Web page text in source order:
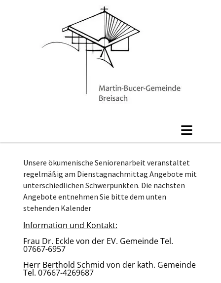
Unsere ökumenische Seniorenarbeit veranstaltet
regelmäßig am Dienstagnachmittag Angebote mit
unterschiedlichen Schwerpunkten. Die nächsten
Angebote entnehmen Sie bitte dem unten
stehenden Kalender
Information und Kontakt:
Frau Dr. Eckle von der EV. Gemeinde Tel.
07667-6957
Herr Berthold Schmid von der kath. Gemeinde
Tel. 07667-4269687